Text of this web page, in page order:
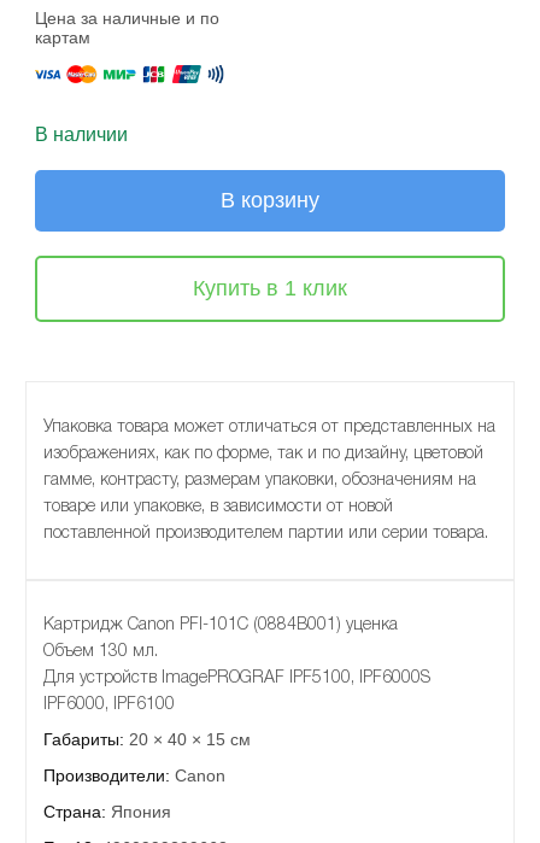
Цена за наличные и по
картам
В наличии
В корзину
Купить в 1 клик
Упаковка товара может отличаться от представленных на
изображениях, как по форме, так и по дизайну, цветовой
гамме, контрасту, размерам упаковки, обозначениям на
товаре или упаковке, в зависимости от новой
поставленной производителем партии или серии товара.
Картридж Canon PFI-101C (0884B001) уценка
Объем 130 мл.
Для устройств ImagePROGRAF IPF5100, IPF6000S
IPF6000, IPF6100
Габариты: 20 × 40 × 15 см
Производители: Canon
Страна: Япония